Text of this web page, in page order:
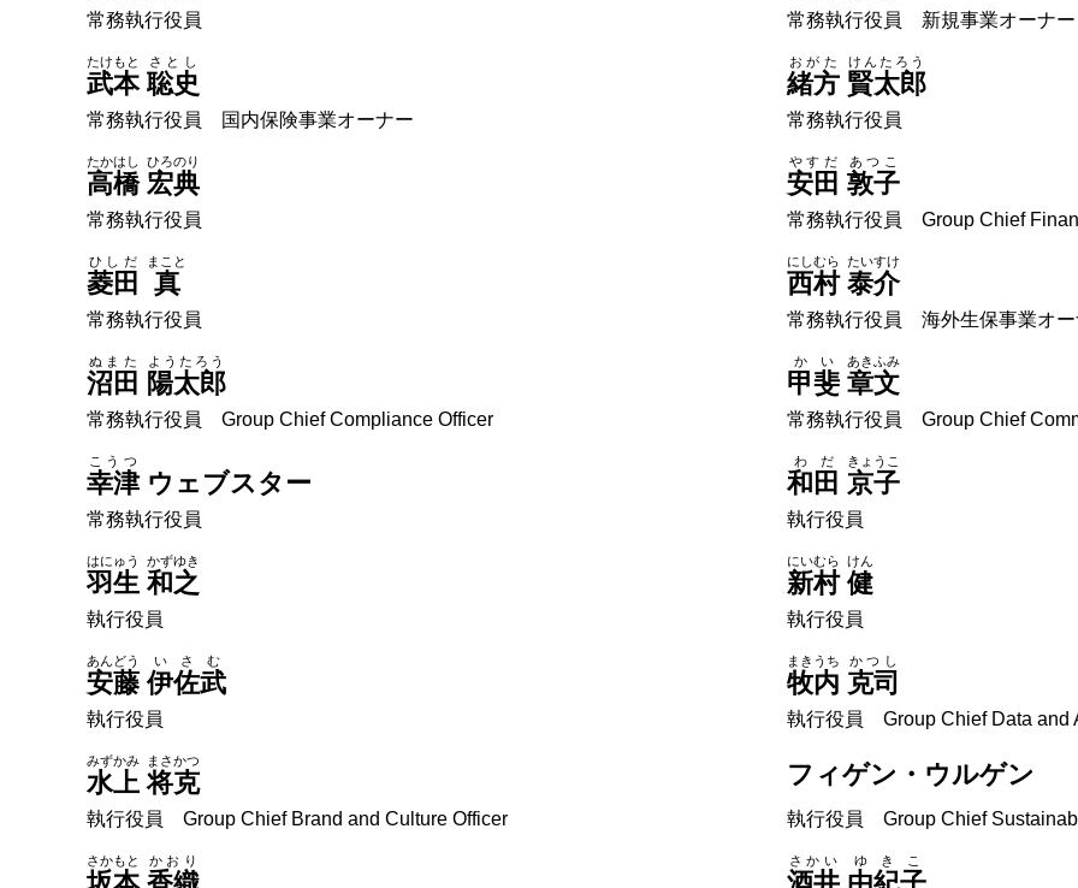
常務執行役員
武本
たけもと
聡史
さとし
常務執行役員 新規事業オーナー
緒方
おがた
賢太郎
けんたろう
常務執行役員 国内保険事業オーナー
高橋
たかはし
宏典
ひろのり
常務執行役員
安田
やすだ
敦子
あつこ
常務執行役員
菱田
ひしだ
真
まこと
常務執行役員 Group Chief
西村
にしむら
泰介
たいすけ
常務執行役員
沼田
ぬまた
陽太郎
ようたろう
常務執行役員 海外生保事業オー
甲斐
かい
章文
あきふみ
常務執行役員 Group Chief Compliance Officer
幸津
こうつ
ウェブスター
常務執行役員 Group Chief
和田
わだ
京子
きょうこ
常務執行役員
羽生
はにゅう
和之
かずゆき
執行役員
新村
にいむら
健
けん
執行役員
安藤
あんどう
伊佐武
いさむ
執行役員
牧内
まきうち
克司
かつし
執行役員
水上
みずかみ
将克
まさかつ
執行役員 Group Chief Data and
フィゲン・ウルゲン
執行役員 Group Chief Brand and Culture Officer
さかもと かおり
執行役員 Group Chief
さかい ゆきこ